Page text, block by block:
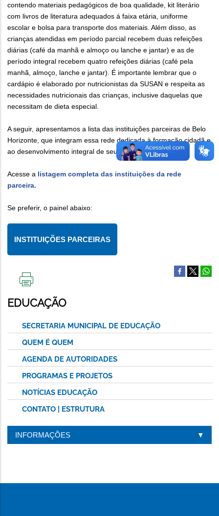
contendo materiais pedagógicos de boa qualidade, kit literário
com livros de literatura adequados á faixa etária, uniforme
escolar e bolsa para transporte dos materiais. Além disso, as
crianças atendidas em período parcial recebem duas refeições
diárias (café da manhã e almoço ou lanche e jantar) e as de
período integral recebem quatro refeições diárias (café pela
manhã, almoço, lanche e jantar). É importante lembrar que o
cardápio é elaborado por nutricionistas da SUSAN e respeita as
necessidades nutricionais das crianças, inclusive daquelas que
necessitam de dieta especial.
A seguir, apresentamos a lista das instituições parceiras de Belo
Horizonte, que integram essa rede dedicada à formação cidadã e
ao desenvolvimento integral de seus(as) alunos(as).
Acesse a listagem completa das instituições da rede
parceira.
Se preferir, o painel abaixo:
INSTITUIÇÕES PARCEIRAS
ESTA
PÁGINA
EDUCAÇÃO
SECRETARIA MUNICIPAL DE EDUCAÇÃO
QUEM É QUEM
AGENDA DE AUTORIDADES
PROGRAMAS E PROJETOS
NOTÍCIAS EDUCAÇÃO
CONTATO | ESTRUTURA
INFORMAÇÕES